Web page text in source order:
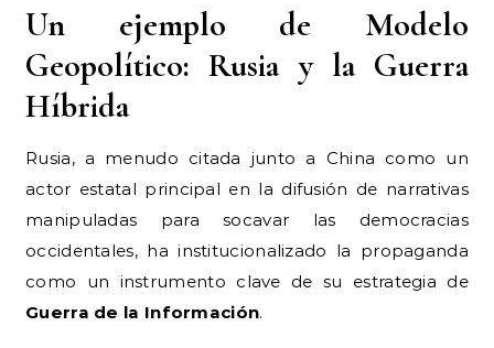
Un ejemplo de Modelo
Geopolítico: Rusia y la Guerra
Híbrida
Rusia, a menudo citada junto a China como un
actor estatal principal en la difusión de narrativas
manipuladas para socavar las democracias
occidentales, ha institucionalizado la propaganda
como un instrumento clave de su estrategia de
Guerra de la Información.